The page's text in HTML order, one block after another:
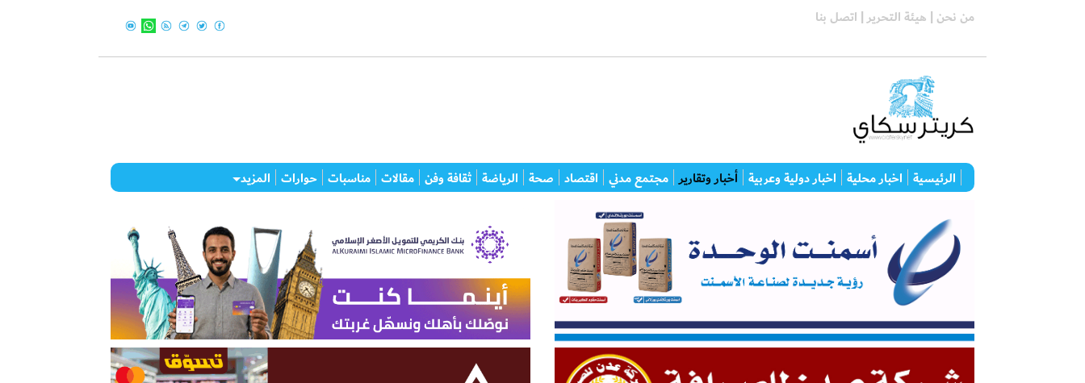
من نحن | هيئة التحرير | اتصل بنا
الرئيسية اخبار محلية اخبار دولية وعربية أخبار وتقارير مجتمع مدني اقتصاد صحة الرياضة ثقافة وفن مقالات مناسبات حوارات المزيد